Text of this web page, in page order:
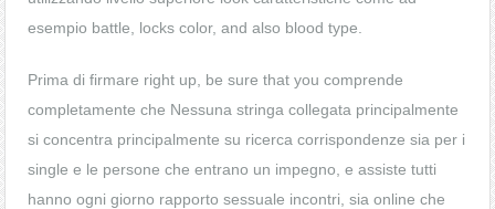
esempio battle, locks color, and also blood type.
Prima di firmare right up, be sure that you comprende
completamente che Nessuna stringa collegata principalmente
si concentra principalmente su ricerca corrispondenze sia per i
single e le persone che entrano un impegno, e assiste tutti
hanno ogni giorno rapporto sessuale incontri, sia online che